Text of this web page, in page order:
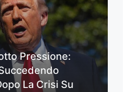
Pressione:
La Crisi Su